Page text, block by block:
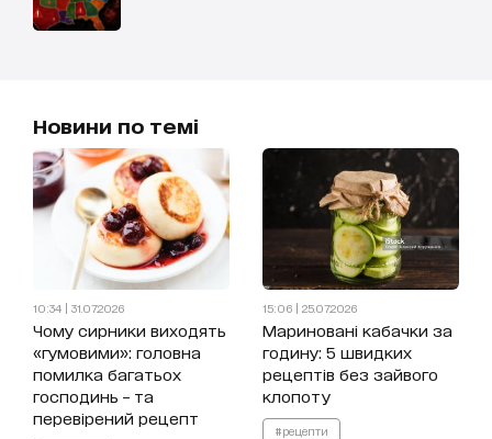
Новини по темі
10:34 | 31.07.2026
Чому сирники виходять
«гумовими»: головна
помилка багатьох
господинь – та
перевірений рецепт
15:06 | 25.07.2026
Мариновані кабачки за
годину: 5 швидких
рецептів без зайвого
клопоту
#рецепти